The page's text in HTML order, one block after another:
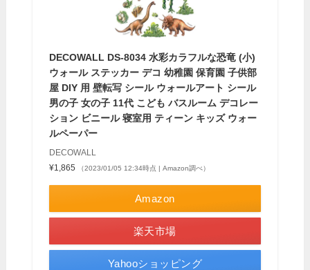
DECOWALL DS-8034 水彩カラフルな恐竜 (小)
ウォール ステッカー デコ 幼稚園 保育園 子供部
屋 DIY 用 壁転写 シール ウォールアート シール
男の子 女の子 11代 こども バスルーム デコレー
ション ビニール 寝室用 ティーン キッズ ウォー
ルペーパー
DECOWALL
¥1,865
（2023/01/05 12:34時点 | Amazon調べ）
Amazon
楽天市場
Yahooショッピング